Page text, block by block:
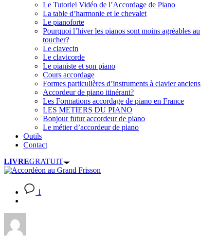
Le Tutoriel Vidéo de l’Accordage de Piano
La table d’harmonie et le chevalet
Le pianoforte
Pourquoi l’hiver les pianos sont moins agréables au
toucher?
Le clavecin
Le clavicorde
Le pianiste et son piano
Cours accordage
Formes particulières d’instruments à clavier anciens
Accordeur de piano itinérant?
Les Formations accordage de piano en France
LES METIERS DU PIANO
Bonjour futur accordeur de piano
Le métier d’accordeur de piano
Outils
Contact
LIVREGRATUIT
1